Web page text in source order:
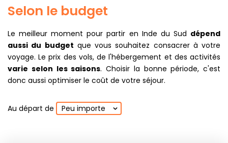
Selon le budget
Le meilleur moment pour partir en Inde du Sud dépend
aussi du budget que vous souhaitez consacrer à votre
voyage. Le prix des vols, de l'hébergement et des activités
varie selon les saisons. Choisir la bonne période, c'est
donc aussi optimiser le coût de votre séjour.
Au départ de Peu importe